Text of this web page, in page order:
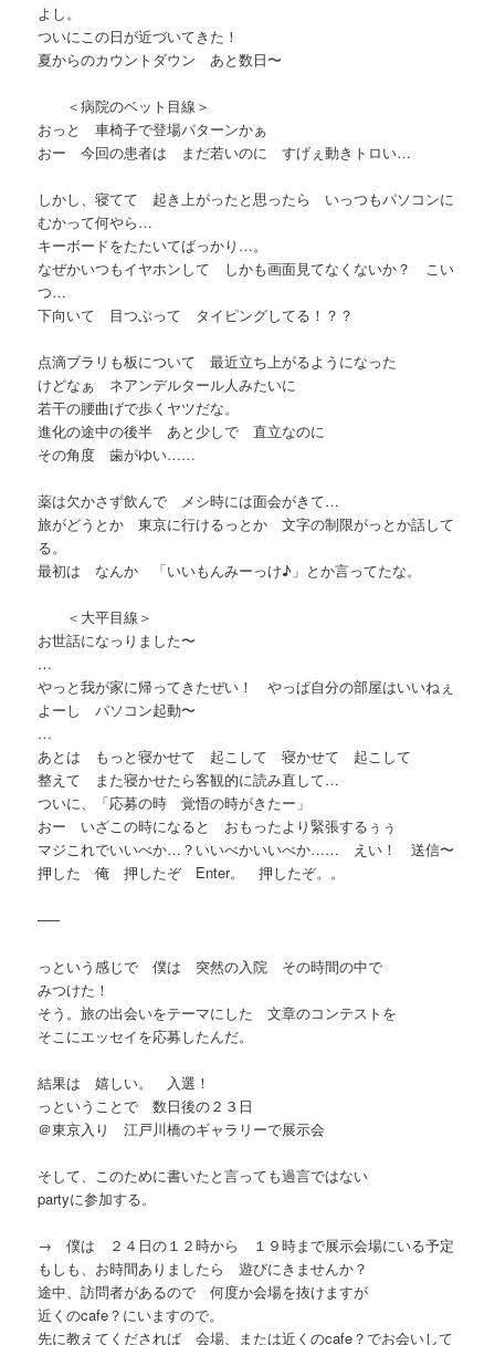
よし。
ついにこの日が近づいてきた！
夏からのカウントダウン あと数日〜
＜病院のベット目線＞
おっと 車椅子で登場パターンかぁ
おー 今回の患者は まだ若いのに すげぇ動きトロい…
しかし、寝てて 起き上がったと思ったら いっつもパソコンに
むかって何やら…
キーボードをたたいてばっかり…。
なぜかいつもイヤホンして しかも画面見てなくないか？ こい
つ…
下向いて 目つぶって タイピングしてる！？？
点滴ブラリも板について 最近立ち上がるようになった
けどなぁ ネアンデルタール人みたいに
若干の腰曲げで歩くヤツだな。
進化の途中の後半 あと少しで 直立なのに
その角度 歯がゆい……
薬は欠かさず飲んで メシ時には面会がきて…
旅がどうとか 東京に行けるっとか 文字の制限がっとか話して
る。
最初は なんか 「いいもんみーっけ♪」とか言ってたな。
＜大平目線＞
お世話になっりました〜
…
やっと我が家に帰ってきたぜい！ やっぱ自分の部屋はいいねぇ
よーし パソコン起動〜
…
あとは もっと寝かせて 起こして 寝かせて 起こして
整えて また寝かせたら客観的に読み直して…
ついに、「応募の時 覚悟の時がきたー」
おー いざこの時になると おもったより緊張するぅぅ
マジこれでいいべか…？いいべかいいべか…… えい！ 送信〜
押した 俺 押したぞ Enter。 押したぞ。。
—–
っという感じで 僕は 突然の入院 その時間の中で
みつけた！
そう。旅の出会いをテーマにした 文章のコンテストを
そこにエッセイを応募したんだ。
結果は 嬉しい。 入選！
っということで 数日後の２３日
＠東京入り 江戸川橋のギャラリーで展示会
そして、このために書いたと言っても過言ではない
partyに参加する。
→ 僕は ２４日の１２時から １９時まで展示会場にいる予定
もしも、お時間ありましたら 遊びにきませんか？
途中、訪問者があるので 何度か会場を抜けますが
近くのcafe？にいますので。
先に教えてくだされば 会場、または近くのcafe？でお会いして